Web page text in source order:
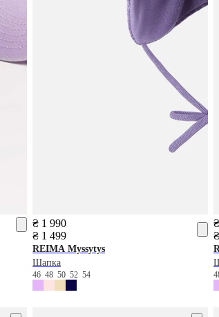
₴ 1 990
₴ 1 499
REIMA Myssytys
Шапка
4648505254